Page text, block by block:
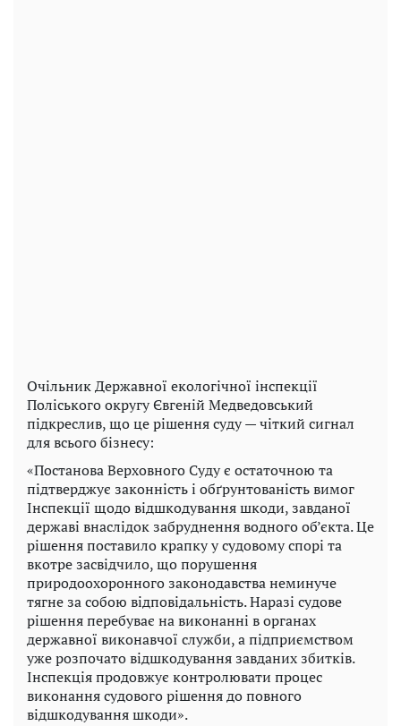
Очільник Державної екологічної інспекції
Поліського округу Євгеній Медведовський
підкреслив, що це рішення суду — чіткий сигнал
для всього бізнесу:
«Постанова Верховного Суду є остаточною та
підтверджує законність і обґрунтованість вимог
Інспекції щодо відшкодування шкоди, завданої
державі внаслідок забруднення водного об’єкта. Це
рішення поставило крапку у судовому спорі та
вкотре засвідчило, що порушення
природоохоронного законодавства неминуче
тягне за собою відповідальність. Наразі судове
рішення перебуває на виконанні в органах
державної виконавчої служби, а підприємством
уже розпочато відшкодування завданих збитків.
Інспекція продовжує контролювати процес
виконання судового рішення до повного
відшкодування шкоди».